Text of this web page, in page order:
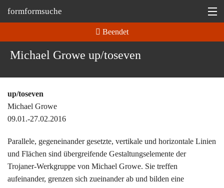
formformsuche
Ausstellungen
Depot
Tipp
Martin Bohn @
Beendet
Michael Growe up/toseven
up/toseven
Michael Growe
09.01.-27.02.2016
Parallele, gegeneinander gesetzte, vertikale und horizontale Linien
und Flächen sind übergreifende Gestaltungselemente der
Trojaner-Werkgruppe von Michael Growe. Sie treffen
aufeinander, grenzen sich zueinander ab und bilden eine